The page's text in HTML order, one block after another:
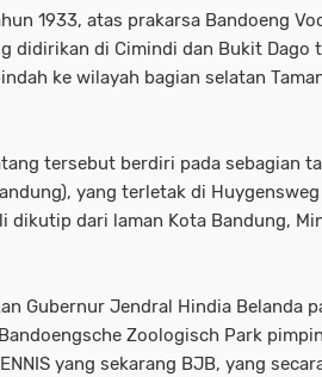
1933, atas prakarsa Bandoeng
didirikan di Cimindi dan Bukit Dago
ke wilayah bagian selatan
tersebut berdiri pada sebagian
yang terletak di
dikutip dari laman Kota Bandung,
Gubernur Jendral Hindia Belanda
Zoologisch Park
yang sekarang BJB, yang